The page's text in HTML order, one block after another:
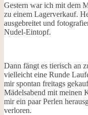
Gestern war ich mit dem
zu einem Lagerverkauf.
ausgebreitet und
Nudel-Eintopf.
Dann fängt es tierisch an
vielleicht eine Runde
mir spontan freitags
Mädelsabend mit meinen
mir ein paar Perlen
verloren.